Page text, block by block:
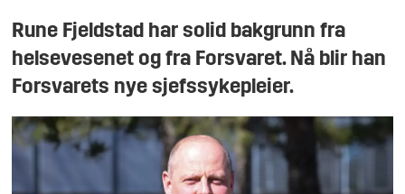
Rune Fjeldstad har solid bakgrunn fra
helsevesenet og fra Forsvaret. Nå blir han
Forsvarets nye sjefssykepleier.